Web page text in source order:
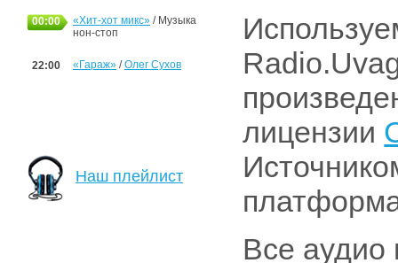
00:00 «Хит-хот микс» / Музыка
нон-стоп
22:00 «Гараж» /Олег Сухов
Наш плейлист
лицензии
Все аудио